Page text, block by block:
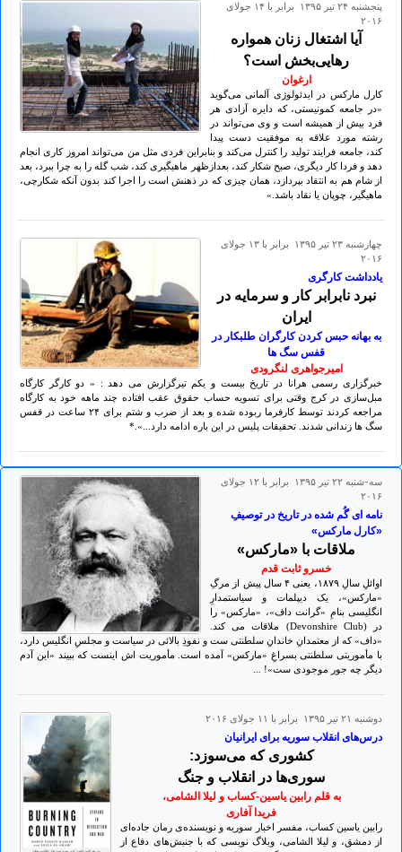
پنجشنبه ۲۴ تير ۱۳۹۵ برابر با ۱۴ جولای
۲۰۱۶
آیا اشتغال زنان همواره
رهایی‌بخش است؟
ارغوان
کارل مارکس در ایدئولوژی آلمانی می‌گوید
«در جامعه کمونیستی، که دایره آزادی هر
فرد بیش از همیشه‌ است و وی می‌تواند در
رشته مورد علاقه به موفقیت دست پیدا
کند، جامعه فرایند تولید را کنترل می‌کند و بنابراین فردی مثل من می‌تواند امروز کاری انجام
دهد و فردا کار دیگری، صبح شکار کند، بعدازظهر ماهیگیری کند، شب گله را به چرا ببرد، بعد
از شام هم به انتقاد بپردازد، همان چیزی که در ذهنش است را اجرا کند بدون آنکه شکارچی،
ماهیگیر، چوپان یا نقاد باشد.»
چهارشنبه ۲۳ تير ۱۳۹۵ برابر با ۱۳ جولای
۲۰۱۶
یادداشت کارگری
نبرد نابرابر کار و سرمایه در
ایران
به بهانه حبس کردن کارگران طلبکار در
قفس سگ ها
امیرجواهری لنگرودی
خبرگزاری رسمی هرانا در تاریخ بیست و یکم تیرگزارش می دهد : « دو کارگر کارگاه
مبل‌سازی‌ در کرج وقتی برای تسویه حساب حقوق عقب افتاده چند ماهه خود به کارگاه
مراجعه کردند توسط کارفرما ربوده شده و بعد از ضرب و شتم برای ۲۴ ساعت در قفس
سگ ها زندانی شدند. تحقیقات پلیس در این باره ادامه دارد...».*
سه-شنبه ۲۲ تير ۱۳۹۵ برابر با ۱۲ جولای
۲۰۱۶
نامه ای گُم شده در تاریخ در توصیفِ
«کارل مارکس»
ملاقات با «مارکس»
خسرو ثابت قدم
اوائلِ سالِ ۱۸۷۹، یعنی ۴ سال پیش از مرگِ
«مارکس»، یک دیپلمات و سیاستمدارِ
انگلیسی بنامِ «گرانت داف»، «مارکس» را
در (Devonshire Club) ملاقات می کند.
«داف» که از معتمدانِ خاندانِ سلطنتی ست و نفوذِ بالائی در سیاست و مجلسِ انگلیس دارد،
با مأموریتی سلطنتی بسراغِ «مارکس» آمده است. مأموریت اش اینست که ببیند «این آدم
دیگر چه جور موجودی ست»! ...
دوشنبه ۲۱ تير ۱۳۹۵ برابر با ۱۱ جولای ۲۰۱۶
درس‌های انقلاب سوریه برای ایرانیان
کشوری که می‌سوزد:
سوری‌ها در انقلاب و جنگ
به قلم رابین یاسین-کساب و لیلا الشامی،
فریدا آفاری
رابین یاسین کساب، مفسر اخبار سوریه و نویسنده‌ی رمان جاده‌ای
از دمشق، و لیلا الشامی، وبلاگ نویسی که با جنبش‌های دفاع از